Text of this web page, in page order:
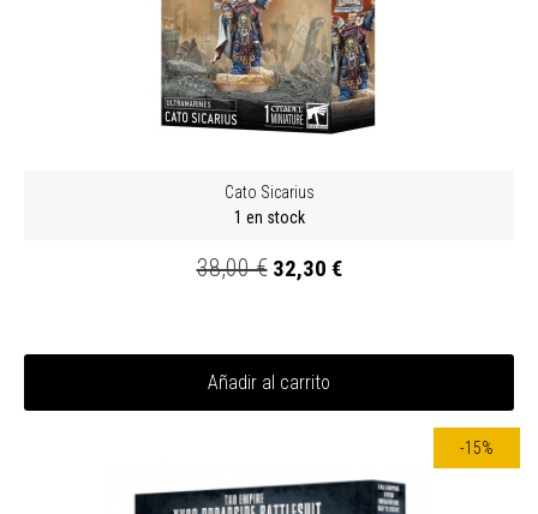
Cato Sicarius
1 en stock
38,00 € 32,30 €
Añadir al carrito
-15%